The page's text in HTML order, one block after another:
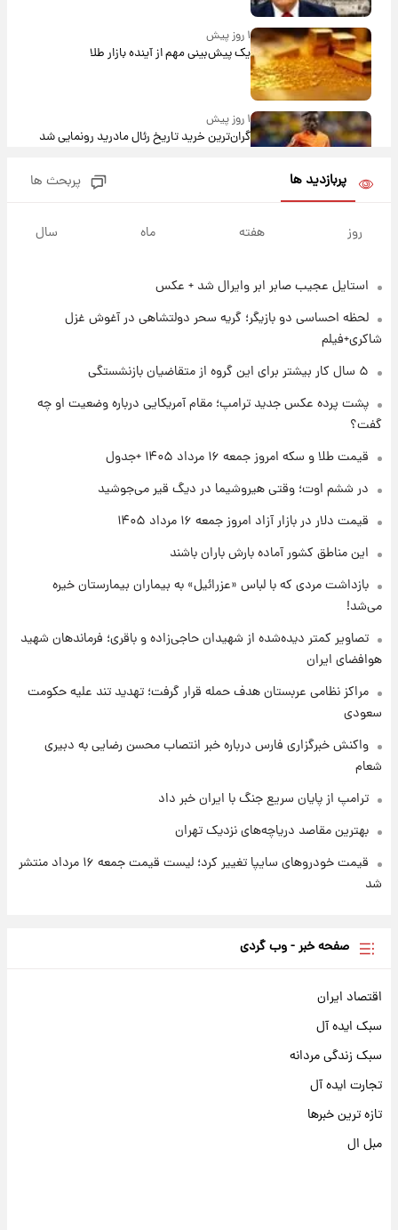
۱ روز پیش
یک پیش‌بینی مهم از آینده بازار طلا
۱ روز پیش
گران‌ترین خرید تاریخ رئال مادرید رونمایی شد
روزها پربارش‌تر خواهند بود؟
۱ روز پیش
شد؛ تیکدری، محبی و سرگیف با اعداد ویژه
۱ روز پیش
شد+فیلم
۱ روز پیش
تغییر تند قیمت محصولات ایران‌خودرو و سایپا
امروز پنجشنبه ۱۵ مرداد ۱۴۰۵ +جدول
قیمت طلا و سکه امروز پنجشنبه ۱۵ مرداد ۱۴۰۵
شارژ جدید کالابرگ برای سه دهک؛ جزئیات اعلام
پربازدید ها پربحث ها
روز هفته ماه سال
استایل عجیب صابر ابر وایرال شد + عکس
لحظه احساسی دو بازیگر؛ گریه سحر دولتشاهی در آغوش غزل
شاکری+فیلم
۵ سال کار بیشتر برای این گروه از متقاضیان بازنشستگی
پشت پرده عکس جدید ترامپ؛ مقام آمریکایی درباره وضعیت او چه
گفت؟
قیمت طلا و سکه امروز جمعه ۱۶ مرداد ۱۴۰۵ +جدول
در ششم اوت؛ وقتی هیروشیما در دیگ قیر می‌جوشید
قیمت دلار در بازار آزاد امروز جمعه ۱۶ مرداد ۱۴۰۵
این مناطق کشور آماده بارش باران باشند
بازداشت مردی که با لباس «عزرائیل» به بیماران بیمارستان خیره
می‌شد!
تصاویر کمتر دیده‌شده از شهیدان حاجی‌زاده و باقری؛ فرماندهان شهید
هوافضای ایران
مراکز نظامی عربستان هدف حمله قرار گرفت؛ تهدید تند علیه حکومت
سعودی
واکنش خبرگزاری فارس درباره خبر انتصاب محسن رضایی به دبیری
شعام
ترامپ از پایان سریع جنگ با ایران خبر داد
بهترین مقاصد دریاچه‌های نزدیک تهران
قیمت خودروهای سایپا تغییر کرد؛ لیست قیمت جمعه ۱۶ مرداد منتشر
شد
صفحه خبر - وب گردی
اقتصاد ایران
سبک ایده آل
سبک زندگی مردانه
تجارت ایده آل
تازه ترین خبرها
مبل ال